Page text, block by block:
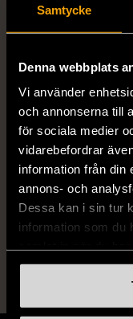
Samtycke
Denna webbplats
Vi använder
och annonserna till
för sociala medier
vidarebefordrar
information från din
annons- och
Dessa kan i sin tur
information som du
Varumärke
Produkten är
Fri frakt på
14 dagars